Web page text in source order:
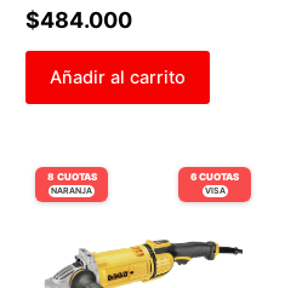
$484.000
Añadir al carrito
6 CUOTAS
VISA
8 CUOTAS
NARANJA